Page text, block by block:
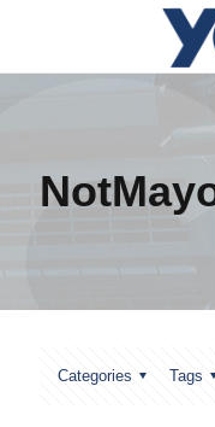
Categories Tags